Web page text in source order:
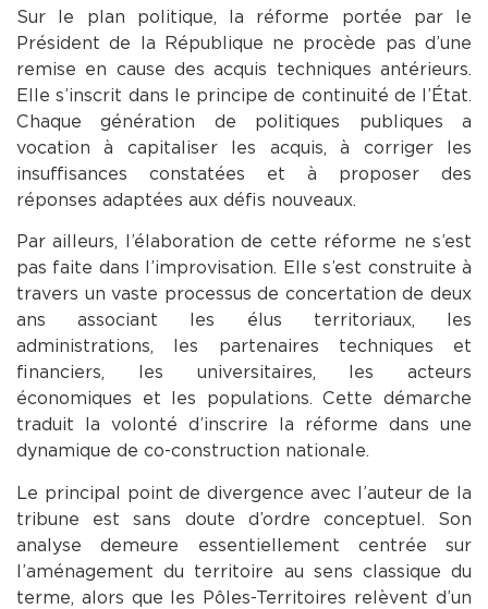
Sur le plan politique, la réforme portée par le
Président de la République ne procède pas d’une
remise en cause des acquis techniques antérieurs.
Elle s’inscrit dans le principe de continuité de l’État.
Chaque génération de politiques publiques a
vocation à capitaliser les acquis, à corriger les
insuffisances constatées et à proposer des
réponses adaptées aux défis nouveaux.
Par ailleurs, l’élaboration de cette réforme ne s’est
pas faite dans l’improvisation. Elle s’est construite à
travers un vaste processus de concertation de deux
ans associant les élus territoriaux, les
administrations, les partenaires techniques et
financiers, les universitaires, les acteurs
économiques et les populations. Cette démarche
traduit la volonté d’inscrire la réforme dans une
dynamique de co-construction nationale.
Le principal point de divergence avec l’auteur de la
tribune est sans doute d’ordre conceptuel. Son
analyse demeure essentiellement centrée sur
l’aménagement du territoire au sens classique du
terme, alors que les Pôles-Territoires relèvent d’un